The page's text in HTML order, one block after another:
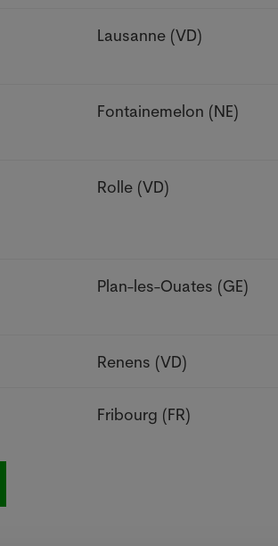
Lausanne (VD)
Fontainemelon (NE)
Rolle (VD)
Plan-les-Ouates (GE)
Renens (VD)
Fribourg (FR)